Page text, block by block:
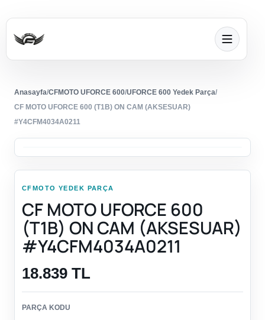
Anasayfa/CFMOTO UFORCE 600/UFORCE 600 Yedek Parça/
CF MOTO UFORCE 600 (T1B) ON CAM (AKSESUAR)
#Y4CFM4034A0211
CFMOTO YEDEK PARÇA
CF MOTO UFORCE 600
(T1B) ON CAM (AKSESUAR)
#Y4CFM4034A0211
18.839 TL
PARÇA KODU